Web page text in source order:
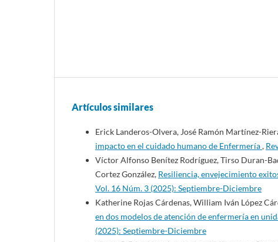
Artículos similares
Erick Landeros-Olvera, José Ramón Martínez-
impacto en el cuidado humano de Enfermería,
Víctor Alfonso Benítez Rodríguez, Tirso Duran-
Cortez González, Resiliencia, envejecimiento
Vol. 16 Núm. 3 (2025): Septiembre-Diciembre
Katherine Rojas Cárdenas, William Iván López
en dos modelos de atención de enfermería en
(2025): Septiembre-Diciembre